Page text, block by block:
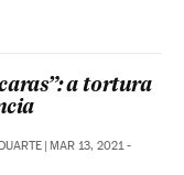
a tortura
| MAR 13, 2021 -